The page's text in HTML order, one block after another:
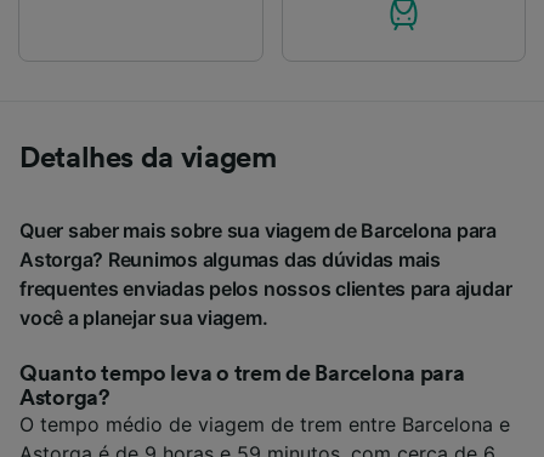
Detalhes da viagem
Quer saber mais sobre sua viagem de Barcelona para
Astorga? Reunimos algumas das dúvidas mais
frequentes enviadas pelos nossos clientes para ajudar
você a planejar sua viagem.
Quanto tempo leva o trem de Barcelona para
Astorga?
O tempo médio de viagem de trem entre Barcelona e